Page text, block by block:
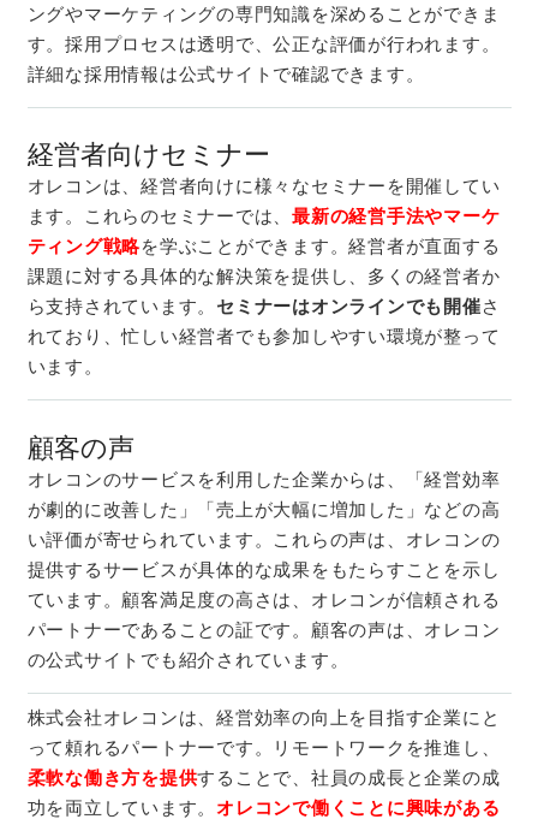
ングやマーケティングの専門知識を深めることができま
す。採用プロセスは透明で、公正な評価が行われます。
詳細な採用情報は公式サイトで確認できます。
経営者向けセミナー
オレコンは、経営者向けに様々なセミナーを開催してい
ます。これらのセミナーでは、 最新の経営手法やマーケ
ティング戦略を学ぶことができます。経営者が直面する
課題に対する具体的な解決策を提供し、多くの経営者か
ら支持されています。 セミナーはオンラインでも開催さ
れており、忙しい経営者でも参加しやすい環境が整って
います。
顧客の声
オレコンのサービスを利用した企業からは、「経営効率
が劇的に改善した」「売上が大幅に増加した」などの高
い評価が寄せられています。これらの声は、オレコンの
提供するサービスが具体的な成果をもたらすことを示し
ています。顧客満足度の高さは、オレコンが信頼される
パートナーであることの証です。顧客の声は、オレコン
の公式サイトでも紹介されています。
株式会社オレコンは、経営効率の向上を目指す企業にと
って頼れるパートナーです。リモートワークを推進し、
柔軟な働き方を提供することで、社員の成長と企業の成
功を両立しています。 オレコンで働くことに興味がある